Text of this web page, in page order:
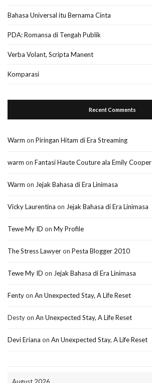
Bahasa Universal itu Bernama Cinta
PDA: Romansa di Tengah Publik
Verba Volant, Scripta Manent
Komparasi
Recent Comments
Warm on Piringan Hitam di Era Streaming
warm on Fantasi Haute Couture ala Emily Cooper
Warm on Jejak Bahasa di Era Linimasa
Vicky Laurentina on Jejak Bahasa di Era Linimasa
Tewe My ID on My Profile
The Stress Lawyeron Pesta Blogger 2010
Tewe My ID on Jejak Bahasa di Era Linimasa
Fentyon An Unexpected Stay, A Life Reset
Destyon An Unexpected Stay, A Life Reset
Devi Eriana on An Unexpected Stay, A Life Reset